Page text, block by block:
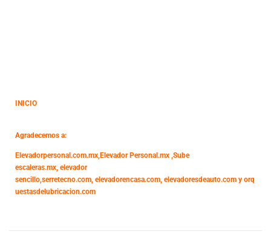
INICIO
Agradecemos a:
Elevadorpersonal.com.mx,Elevador Personal.mx ,Sube
escaleras.mx, elevador
sencillo,serretecno.com, elevadorencasa.com, elevadoresdeauto.com y orq
uestasdelubricacion.com